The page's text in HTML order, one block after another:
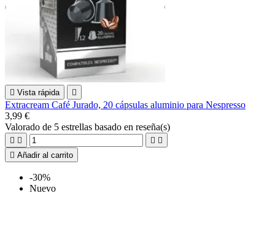
 Vista rápida 
Extracream Café Jurado, 20 cápsulas aluminio para Nespresso
3,99 €
Valorado de 5 estrellas basado en reseña(s)
   
 Añadir al carrito
-30%
Nuevo